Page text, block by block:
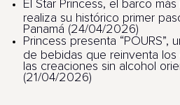
El Star Princess, el barco
realiza su histórico primer
Panamá (24/04/2026)
Princess presenta “POURS”,
de bebidas que reinventa
las creaciones sin alcohol
(21/04/2026)